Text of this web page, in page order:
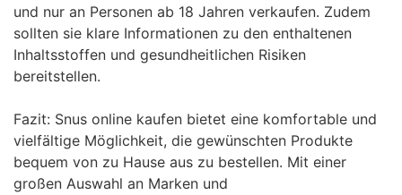
und nur an Personen ab 18 Jahren verkaufen. Zudem
sollten sie klare Informationen zu den enthaltenen
Inhaltsstoffen und gesundheitlichen Risiken
bereitstellen.
Fazit: Snus online kaufen bietet eine komfortable und
vielfältige Möglichkeit, die gewünschten Produkte
bequem von zu Hause aus zu bestellen. Mit einer
großen Auswahl an Marken und